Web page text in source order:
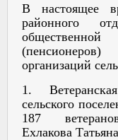
В настоящее
районного
организаций
1.
сельского
187
Ехлакова